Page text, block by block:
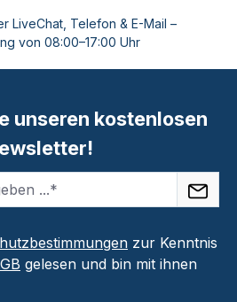
LiveChat, Telefon & E-Mail –
von 08:00–17:00 Uhr
unseren kostenlosen
zur Kenntnis
gelesen und bin mit ihnen